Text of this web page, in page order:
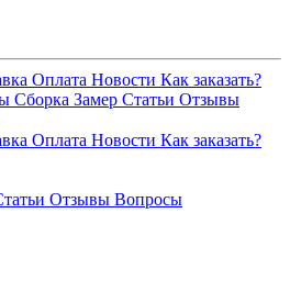
Оплата Новости Как заказать?
Сборка Замер Статьи Отзывы
Оплата Новости Как заказать?
Отзывы Вопросы